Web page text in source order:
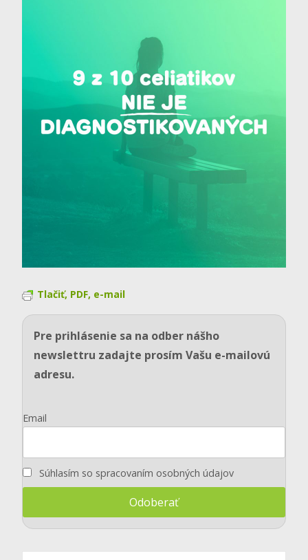
Tlačiť, PDF, e-mail
Pre prihlásenie sa na odber nášho
newslettru zadajte prosím Vašu e-mailovú
adresu.
Email
Súhlasím so spracovaním osobných údajov